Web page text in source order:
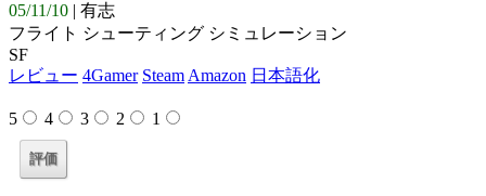
05/11/10 | 有志
フライト シューティング シミュレーション
SF
レビュー 4Gamer Steam Amazon 日本語化
5 4 3 2 1